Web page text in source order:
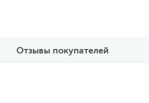
Отзывы покупателей